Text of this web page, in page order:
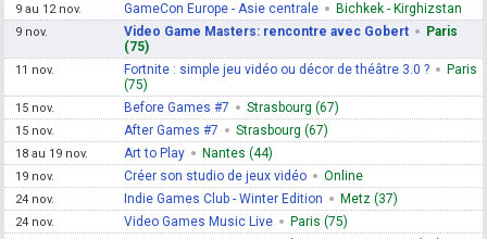
9 au 12 nov. GameCon Europe - Asie centrale Bichkek - Kirghizstan
9 nov. Video Game Masters: rencontre avec Gobert
Paris
(75)
11 nov. Fortnite : simple jeu vidéo ou décor de théâtre 3.0 ?
Paris
(75)
15 nov. Before Games #7 Strasbourg (67)
15 nov. After Games #7 Strasbourg (67)
18 au 19 nov. Art to Play Nantes (44)
19 nov. Créer son studio de jeux vidéo Online
24 nov. Indie Games Club - Winter Edition Metz (37)
24 nov. Video Games Music Live Paris (75)